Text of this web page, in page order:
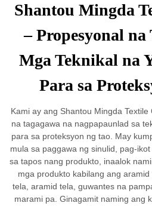
Shantou Mingda
– Propesyonal na
Mga Teknikal na
Para sa
Kami ay ang Shantou Mingda
na tagagawa na nagpapaunlad sa
para sa proteksyon ng tao. May
mula sa paggawa ng sinulid, pag-
sa tapos nang produkto, inaalok
mga produkto kabilang ang
tela, aramid tela, guwantes na
marami pa. Ginagamit naming ang